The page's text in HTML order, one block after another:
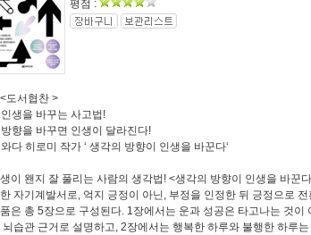
평점 :
도서협찬 >
생을 바꾸는 사고법!
향을 바꾸면 인생이 달라진다!
다 히로미 작가 ‘ 생각의 방향이 인생을 바꾼다‘
이 왠지 잘 풀리는 사람의 생각법! <생각의 방향이 인생을 바꾼
자기계발서로, 억지 긍정이 아닌, 부정을 인정한 뒤 긍정으로
은 총 5장으로 구성된다. 1장에서는 운과 성공은 타고나는 것이
뇌습관 근거로 설명하고, 2장에서는 행복한 하루와 불행한 하루